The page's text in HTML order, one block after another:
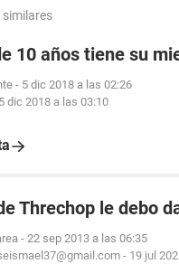
similares
10 años tiene su
- 5 dic 2018 a las 02:26
5 dic 2018 a las 03:10
Threchop le debo
- 22 sep 2013 a las 06:35
- 19 jul